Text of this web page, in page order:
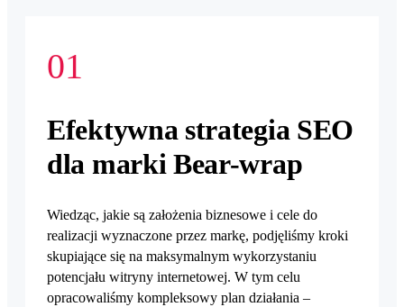
01
Efektywna strategia SEO
dla marki Bear-wrap
Wiedząc, jakie są założenia biznesowe i cele do
realizacji wyznaczone przez markę, podjęliśmy kroki
skupiające się na maksymalnym wykorzystaniu
potencjału witryny internetowej. W tym celu
opracowaliśmy kompleksowy plan działania –